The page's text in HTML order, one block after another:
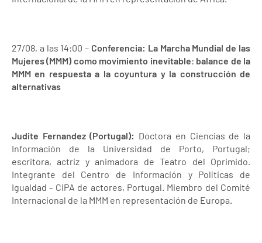
27/08, a las 14:00 – Conferencia: La Marcha Mundial de las
Mujeres (MMM) como movimiento inevitable: balance de la
MMM en respuesta a la coyuntura y la construcción de
alternativas
Judite Fernandez (Portugal): Doctora en Ciencias de la
Información de la Universidad de Porto, Portugal;
escritora, actriz y animadora de Teatro del Oprimido.
Integrante del Centro de Información y Políticas de
Igualdad - CIPA de actores, Portugal. Miembro del Comité
Internacional de la MMM en representación de Europa.